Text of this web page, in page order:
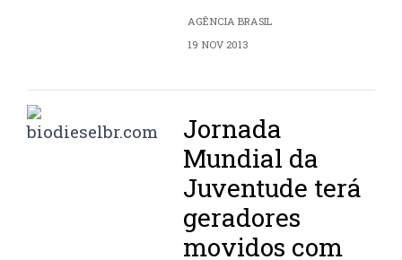
AGÊNCIA BRASIL
19 NOV 2013
Jornada
Mundial da
Juventude terá
geradores
movidos com